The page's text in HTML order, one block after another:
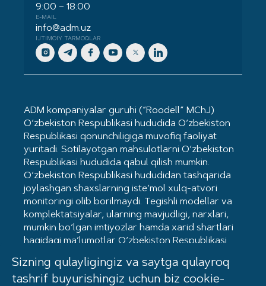
Sizning qulayligingiz va saytga qulayroq
tashrif buyurishingiz uchun biz cookie-
9:00 – 18:00
E-MAIL
info@adm.uz
IJTIMOIY TARMOQLAR
ADM kompaniyalar guruhi (“Roodell” MChJ)
O‘zbekiston Respublikasi hududida O‘zbekiston
Respublikasi qonunchiligiga muvofiq faoliyat
yuritadi. Sotilayotgan mahsulotlarni O‘zbekiston
Respublikasi hududida qabul qilish mumkin.
O‘zbekiston Respublikasi hududidan tashqarida
joylashgan shaxslarning iste’mol xulq-atvori
monitoringi olib borilmaydi. Tegishli modellar va
komplektatsiyalar, ularning mavjudligi, narxlari,
mumkin bo‘lgan imtiyozlar hamda xarid shartlari
haqidagi ma’lumotlar O‘zbekiston Respublikasi
sertifikatlangan. Ommaviy oferta hisoblanmaydi.
©2026ADM kompaniyalar guruhi (“Roodell”